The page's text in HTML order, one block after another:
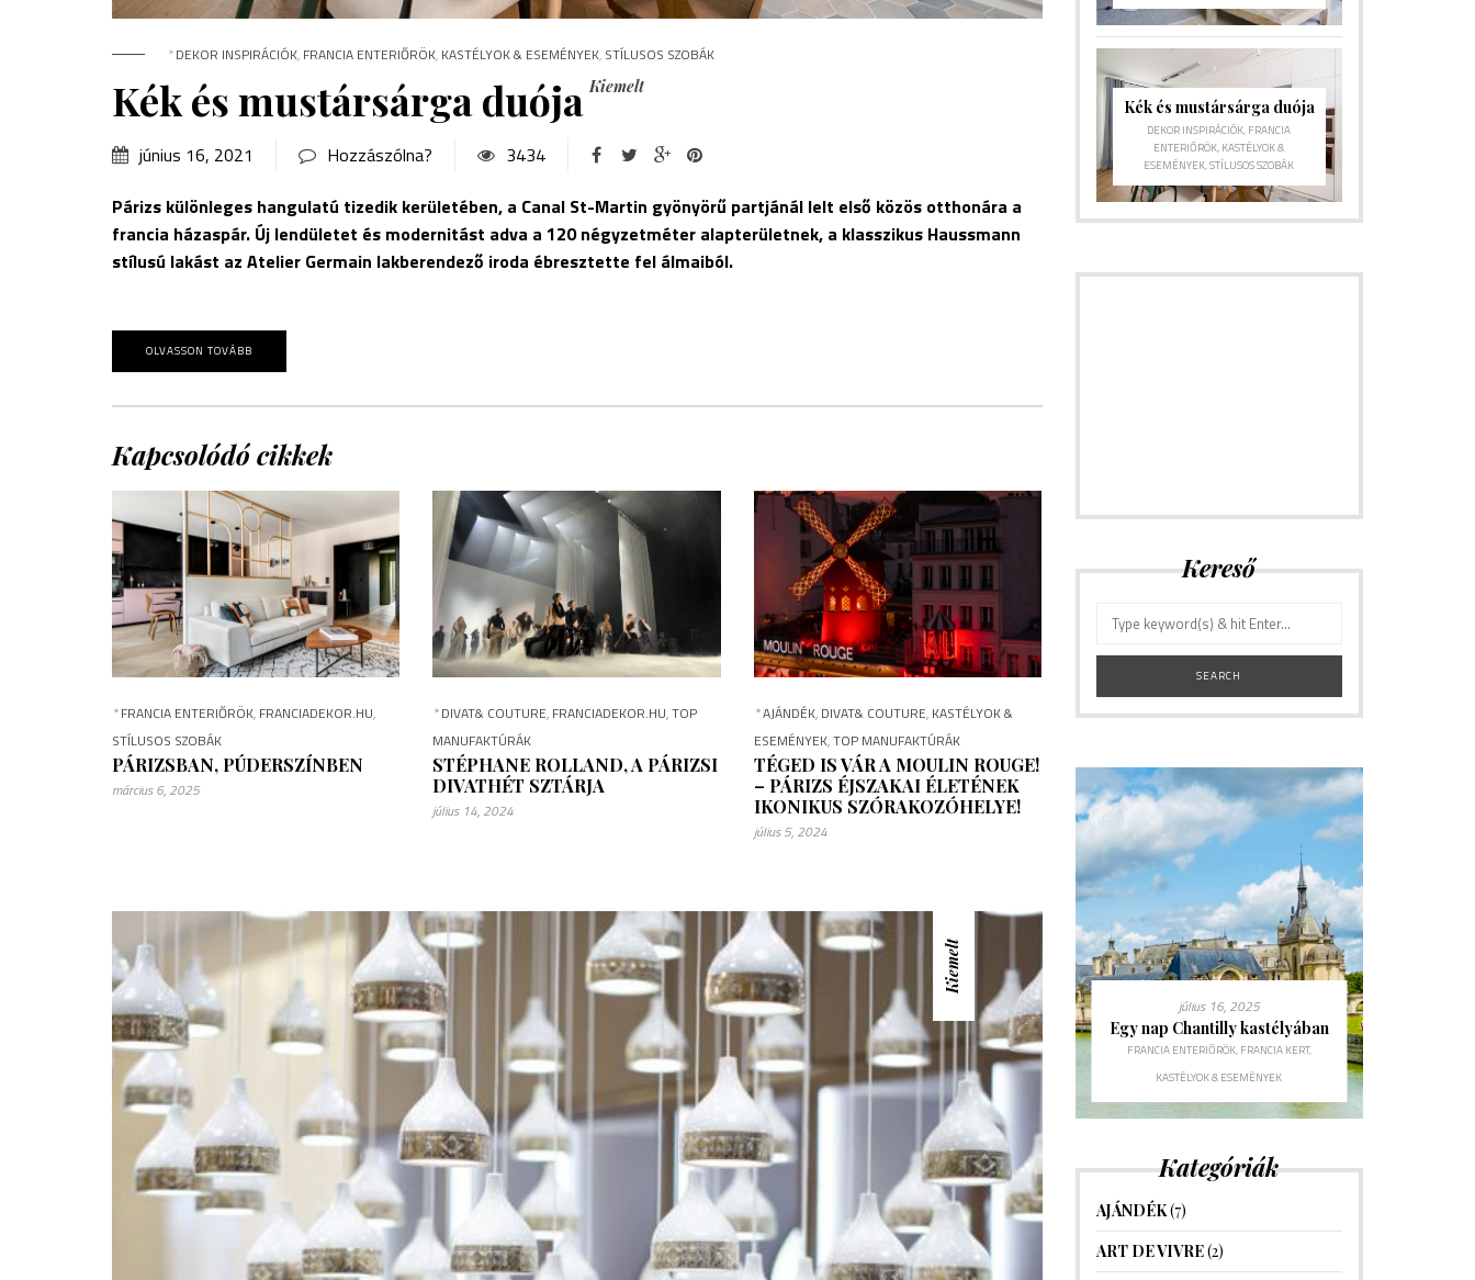
*DEKOR INSPIRÁCIÓK, FRANCIA ENTERIŐRÖK, KASTÉLYOK & ESEMÉNYEK, STÍLUSOS SZOBÁK
Kék és mustársárga duója Kiemelt
június 16, 2021 Hozzászólna?
3434
Párizs különleges hangulatú tizedik kerületében, a Canal St-Martin gyönyörű partjánál lelt első közös otthonára a
francia házaspár. Új lendületet és modernitást adva a 120 négyzetméter alapterületnek, a klasszikus Haussmann
stílusú lakást az Atelier Germain lakberendező iroda ébresztette fel álmaiból.
OLVASSON TOVÁBB
Kapcsolódó cikkek
*FRANCIA ENTERIŐRÖK, FRANCIADEKOR.HU,
STÍLUSOS SZOBÁK
PÁRIZSBAN, PÚDERSZÍNBEN
március 6, 2025
*DIVAT& COUTURE, FRANCIADEKOR.HU,TOP
MANUFAKTÚRÁK
STÉPHANE ROLLAND, A PÁRIZSI
DIVATHÉT SZTÁRJA
július 14, 2024
*AJÁNDÉK, DIVAT& COUTURE, KASTÉLYOK &
ESEMÉNYEK,TOP MANUFAKTÚRÁK
TÉGED IS VÁR A MOULIN ROUGE!
– PÁRIZS ÉJSZAKAI ÉLETÉNEK
IKONIKUS SZÓRAKOZÓHELYE!
július 5, 2024
Kiemelt
Kék és mustársárga duója
DEKOR INSPIRÁCIÓK, FRANCIA
ENTERIŐRÖK, KASTÉLYOK &
ESEMÉNYEK,STÍLUSOS SZOBÁK
Kereső
május 14, 2025
Tavaszi színek Párizs szívében
– lakásfelújítás Saint-Germain-
des-Prés-ben
március 6, 2025
Párizsban, púderszínben
FRANCIA ENTERIŐRÖK,FRANCIADEKOR.HU
STÍLUSOS SZOBÁK
szeptember 5, 2025
A színek életre kelnek
Monacóban: egy kiállítás a
Centre Pompidou
mesterműveivel
FRANCIA RIVIÉRA ,FRANCIADEKOR.HU,
KIÁLLÍTÁSOK
július 16, 2025
Egy nap Chantilly kastélyában
FRANCIA ENTERIŐRÖK, FRANCIA KERT,
KASTÉLYOK & ESEMÉNYEK
Kategóriák
AJÁNDÉK(7)
ART DE VIVRE(2)